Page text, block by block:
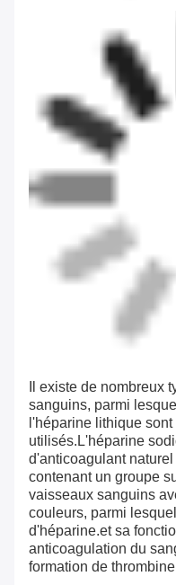
Il existe de nombreux
sanguins, parmi
l'héparine lithique
utilisés.L'héparine
d'anticoagulant
contenant un groupe
vaisseaux sanguins
couleurs, parmi
d'héparine.et sa
anticoagulation du
formation de